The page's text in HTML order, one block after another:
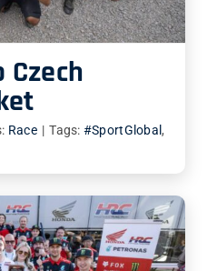
Czech
Race | Tags: #SportGlobal,